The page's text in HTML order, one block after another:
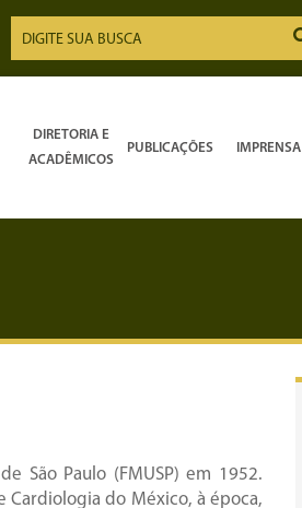
DIRETORIA E
ACADÊMICOS
PUBLICAÇÕES IMPRENSA
São Paulo (FMUSP) em 1952.
Cardiologia do México, à época,